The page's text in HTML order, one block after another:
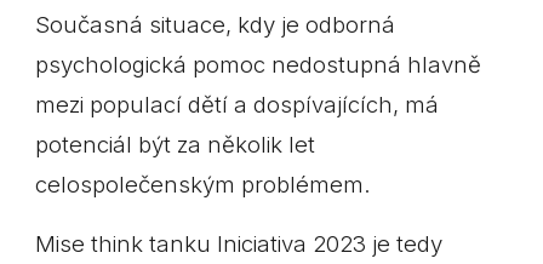
Současná situace, kdy je odborná
psychologická pomoc nedostupná hlavně
mezi populací dětí a dospívajících, má
potenciál být za několik let
celospolečenským problémem.
Mise think tanku Iniciativa 2023 je tedy